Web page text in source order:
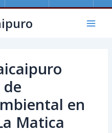
Main
en
Matica